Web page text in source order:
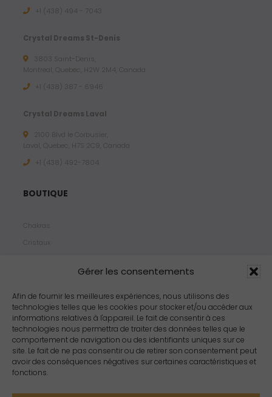
Gérer les consentements
Afin de fournir les meilleures expériences, nous utilisons des
technologies telles que les cookies pour stocker et/ou accéder aux
informations relatives à l'appareil. Le fait de consentir à ces
technologies nous permettra de traiter des données telles que le
comportement de navigation ou des identifiants uniques sur ce
site. Le fait de ne pas consentir ou de retirer son consentement peut
avoir des conséquences négatives sur certaines caractéristiques et
fonctions.
+1 (438) 494 - 7043
Crystal Dreams St-Denis
3803 Saint-Denis,
Montreal, Quebec, H2W 2M4, Canada
+1 (438) 387 - 6946
Crystal Dreams Laval
2100 Blvd le Corbusier,
Laval, Quebec, H7S 2C9, Canada
+1 ‪(438) 492-7804‬
BOUTIQUE
Chakras
Cristaux
Propriétés
Arômes
Zodiacs